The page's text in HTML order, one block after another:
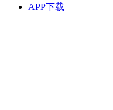
APP下载